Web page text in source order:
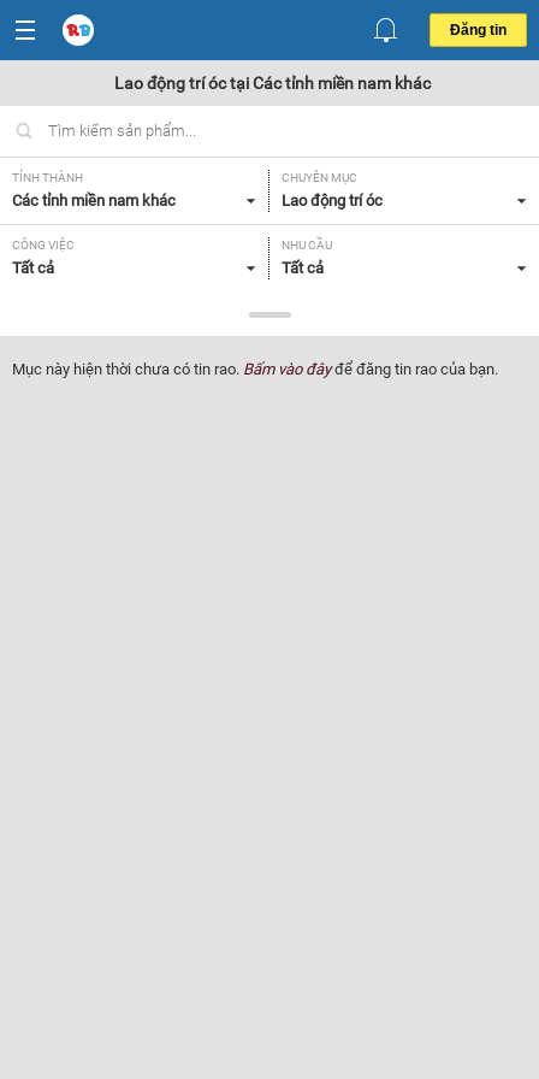
Đăng tin
Lao động trí óc tại Các tỉnh miền nam khác
TỈNH THÀNH
Các tỉnh miền nam khác
CHUYÊN MỤC
Lao động trí óc
CÔNG VIỆC
Tất cả
NHU CẦU
Tất cả
Tất cả
Mục này hiện thời chưa có tin rao. Bấm vào đâyđể đăng tin rao của bạn.